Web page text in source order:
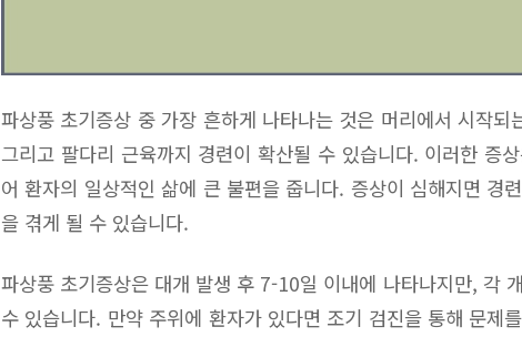
파상풍 초기증상 중 가장 흔하게 나타나는 것은 머리에서 시작
그리고 팔다리 근육까지 경련이 확산될 수 있습니다. 이러한 증
어 환자의 일상적인 삶에 큰 불편을 줍니다. 증상이 심해지면 경
을 겪게 될 수 있습니다.
파상풍 초기증상은 대개 발생 후 7-10일 이내에 나타나지만, 각
수 있습니다. 만약 주위에 환자가 있다면 조기 검진을 통해 문제